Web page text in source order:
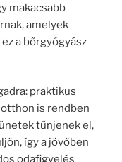
makacsabb
amelyek
a bőrgyógyász
praktikus
is rendben
tűnjenek el,
így a jövőben
odafigyelés